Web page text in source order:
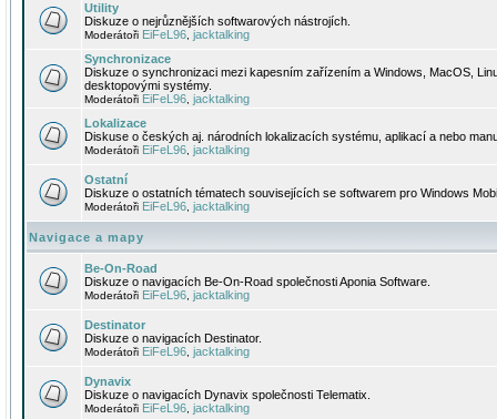
Utility
Diskuze o nejrůznějších softwarových nástrojích.
Moderátoři EiFeL96 jacktalking
Synchronizace
Diskuze o synchronizaci mezi kapesním zařízením a Windows, MacOS,
desktopovými systémy.
Moderátoři EiFeL96 jacktalking
Lokalizace
Diskuse o českých aj. národních lokalizacích systému, aplikací a nebo
Moderátoři EiFeL96 jacktalking
Ostatní
Diskuze o ostatních tématech souvisejících se softwarem pro Windows
Moderátoři EiFeL96 jacktalking
Navigace a mapy
Be-On-Road
Diskuze o navigacích Be-On-Road společnosti Aponia Software.
Moderátoři EiFeL96 jacktalking
Destinator
Diskuze o navigacích Destinator.
Moderátoři EiFeL96 jacktalking
Dynavix
Diskuze o navigacích Dynavix společnosti Telematix.
Moderátoři EiFeL96 jacktalking